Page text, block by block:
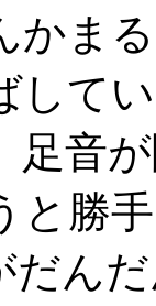
かま
して
足音
と勝
だん